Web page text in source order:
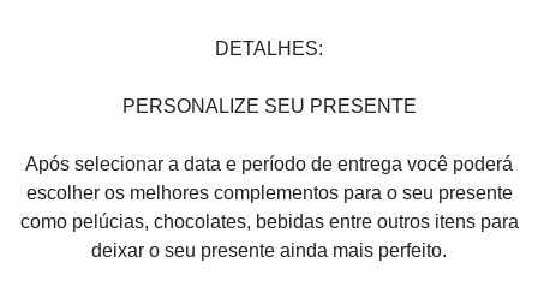
DETALHES:
PERSONALIZE SEU PRESENTE
Após selecionar a data e período de entrega você poder
escolher os melhores complementos para o seu presente
como pelúcias, chocolates, bebidas entre outros itens para
deixar o seu presente ainda mais perfeito.